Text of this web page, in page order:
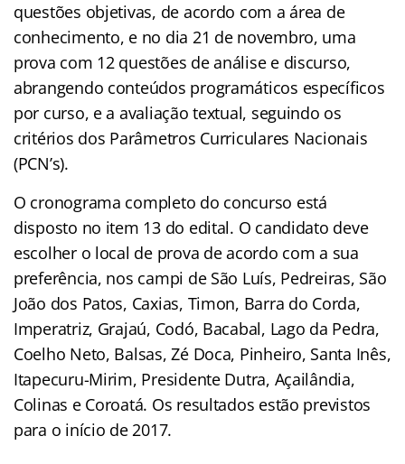
questões objetivas, de acordo com a área de
conhecimento, e no dia 21 de novembro, uma
prova com 12 questões de análise e discurso,
abrangendo conteúdos programáticos específicos
por curso, e a avaliação textual, seguindo os
critérios dos Parâmetros Curriculares Nacionais
(PCN’s).
O cronograma completo do concurso está
disposto no item 13 do edital. O candidato deve
escolher o local de prova de acordo com a sua
preferência, nos campi de São Luís, Pedreiras, São
João dos Patos, Caxias, Timon, Barra do Corda,
Imperatriz, Grajaú, Codó, Bacabal, Lago da Pedra,
Coelho Neto, Balsas, Zé Doca, Pinheiro, Santa Inês,
Itapecuru-Mirim, Presidente Dutra, Açailândia,
Colinas e Coroatá. Os resultados estão previstos
para o início de 2017.